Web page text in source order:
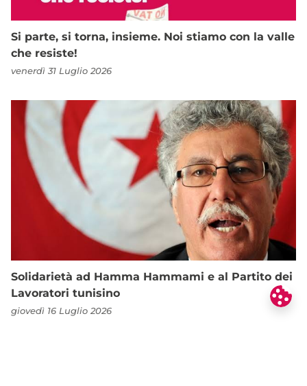
Si parte, si torna, insieme. Noi stiamo con la valle
che resiste!
venerdì 31 Luglio 2026
Solidarietà ad Hamma Hammami e al Partito dei
Lavoratori tunisino
giovedì 16 Luglio 2026